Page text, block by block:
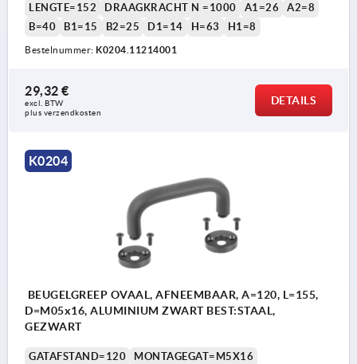
LENGTE=152
DRAAGKRACHT N =1000 A1=26
A2=8
B=40
B1=15 B2=25 D1=14 H=63 H1=8
Bestelnummer: K0204.11214001
29,32 €
excl. BTW
plus verzendkosten
DETAILS
K0204
BEUGELGREEP OVAAL, AFNEEMBAAR, A=120, L=155,
D=M05x16, ALUMINIUM ZWART BEST:STAAL,
GEZWART
GATAFSTAND=120
MONTAGEGAT=M5X16